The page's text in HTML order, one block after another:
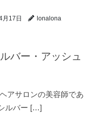
月17日 lonalona
バー・アッシュ
アサロンの美容師であ
ルバー […]